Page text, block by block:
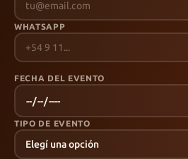
WHATSAPP
FECHA DEL EVENTO
TIPO DE EVENTO